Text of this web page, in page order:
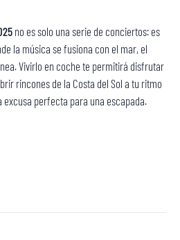
no es solo una serie de conciertos: es
la música se fusiona con el mar, el
Vivirlo en coche te permitirá disfrutar
rincones de la Costa del Sol a tu ritmo
perfecta para una escapada.